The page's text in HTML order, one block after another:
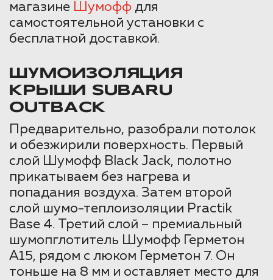
магазине Шумофф для
самостоятельной установки с
бесплатной доставкой.
ШУМОИЗОЛЯЦИЯ
КРЫШИ SUBARU
OUTBACK
Предварительно, разобрали потолок
и обезжирили поверхность. Первый
слой Шумофф Black Jack, полотно
прикатываем без нагрева и
попадания воздуха. Затем второй
слой шумо-теплоизоляции Practik
Base 4. Третий слой – премиальный
шумопглотитель Шумофф Герметон
А15, рядом с люком Герметон 7. Он
тоньше на 8 мм и оставляет место для